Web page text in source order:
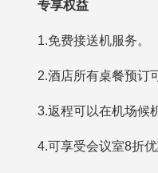
专享权益
1.免费接送机服务。
2.酒店所有桌餐预订
3.返程可以在机场候
4.可享受会议室8折优